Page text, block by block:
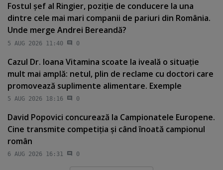
Fostul şef al Ringier, poziţie de conducere la una
dintre cele mai mari companii de pariuri din România.
Unde merge Andrei Bereandă?
5 AUG 2026 11:40 0
Cazul Dr. Ioana Vitamina scoate la iveală o situaţie
mult mai amplă: netul, plin de reclame cu doctori care
promovează suplimente alimentare. Exemple
5 AUG 2026 18:16 0
David Popovici concurează la Campionatele Europene.
Cine transmite competiţia şi când înoată campionul
român
6 AUG 2026 16:31 0